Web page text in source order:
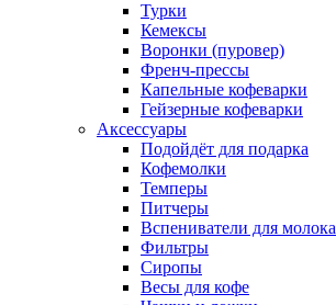
Турки
Кемексы
Воронки (пуровер)
Френч-прессы
Капельные кофеварки
Гейзерные кофеварки
Аксессуары
Подойдёт для подарка
Кофемолки
Темперы
Питчеры
Вспениватели для молока
Фильтры
Сиропы
Весы для кофе